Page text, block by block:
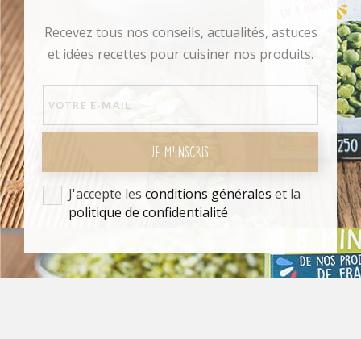
Recevez tous nos conseils, actualités, astuces
et idées recettes pour cuisiner nos produits.
J'accepte les conditions générales et la
politique de confidentialité
JE M'INSCRIS